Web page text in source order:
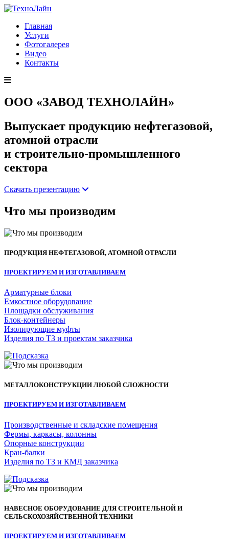
Главная
Услуги
Фотогалерея
Видео
Контакты
ООО «ЗАВОД ТЕХНОЛАЙН»
Выпускает продукцию нефтегазовой,
атомной отрасли
и строительно-промышленного
сектора
Скачать презентацию
Что мы производим
ПРОДУКЦИЯ НЕФТЕГАЗОВОЙ, АТОМНОЙ ОТРАСЛИ
ПРОЕКТИРУЕМ И ИЗГОТАВЛИВАЕМ
Арматурные блоки
Емкостное оборудование
Площадки обслуживания
Блок-контейнеры
Изолирующие муфты
Изделия по ТЗ и проектам заказчика
МЕТАЛЛОКОНСТРУКЦИИ ЛЮБОЙ СЛОЖНОСТИ
ПРОЕКТИРУЕМ И ИЗГОТАВЛИВАЕМ
Производственные и складские помещения
Фермы, каркасы, колонны
Опорные конструкции
Кран-балки
Изделия по ТЗ и КМД заказчика
НАВЕСНОЕ ОБОРУДОВАНИЕ ДЛЯ СТРОИТЕЛЬНОЙ И
СЕЛЬСКОХОЗЯЙСТВЕННОЙ ТЕХНИКИ
ПРОЕКТИРУЕМ И ИЗГОТАВЛИВАЕМ